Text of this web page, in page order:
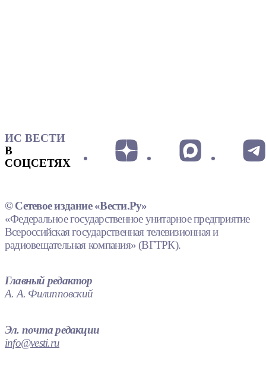
ИС ВЕСТИ
В
СОЦСЕТЯХ
© Сетевое издание «Вести.Ру»
«Федеральное государственное унитарное предприятие
Всероссийская государственная телевизионная и
радиовещательная компания» (ВГТРК).
Главный редактор
А. А. Филипповский
Эл. почта редакции
info@vesti.ru